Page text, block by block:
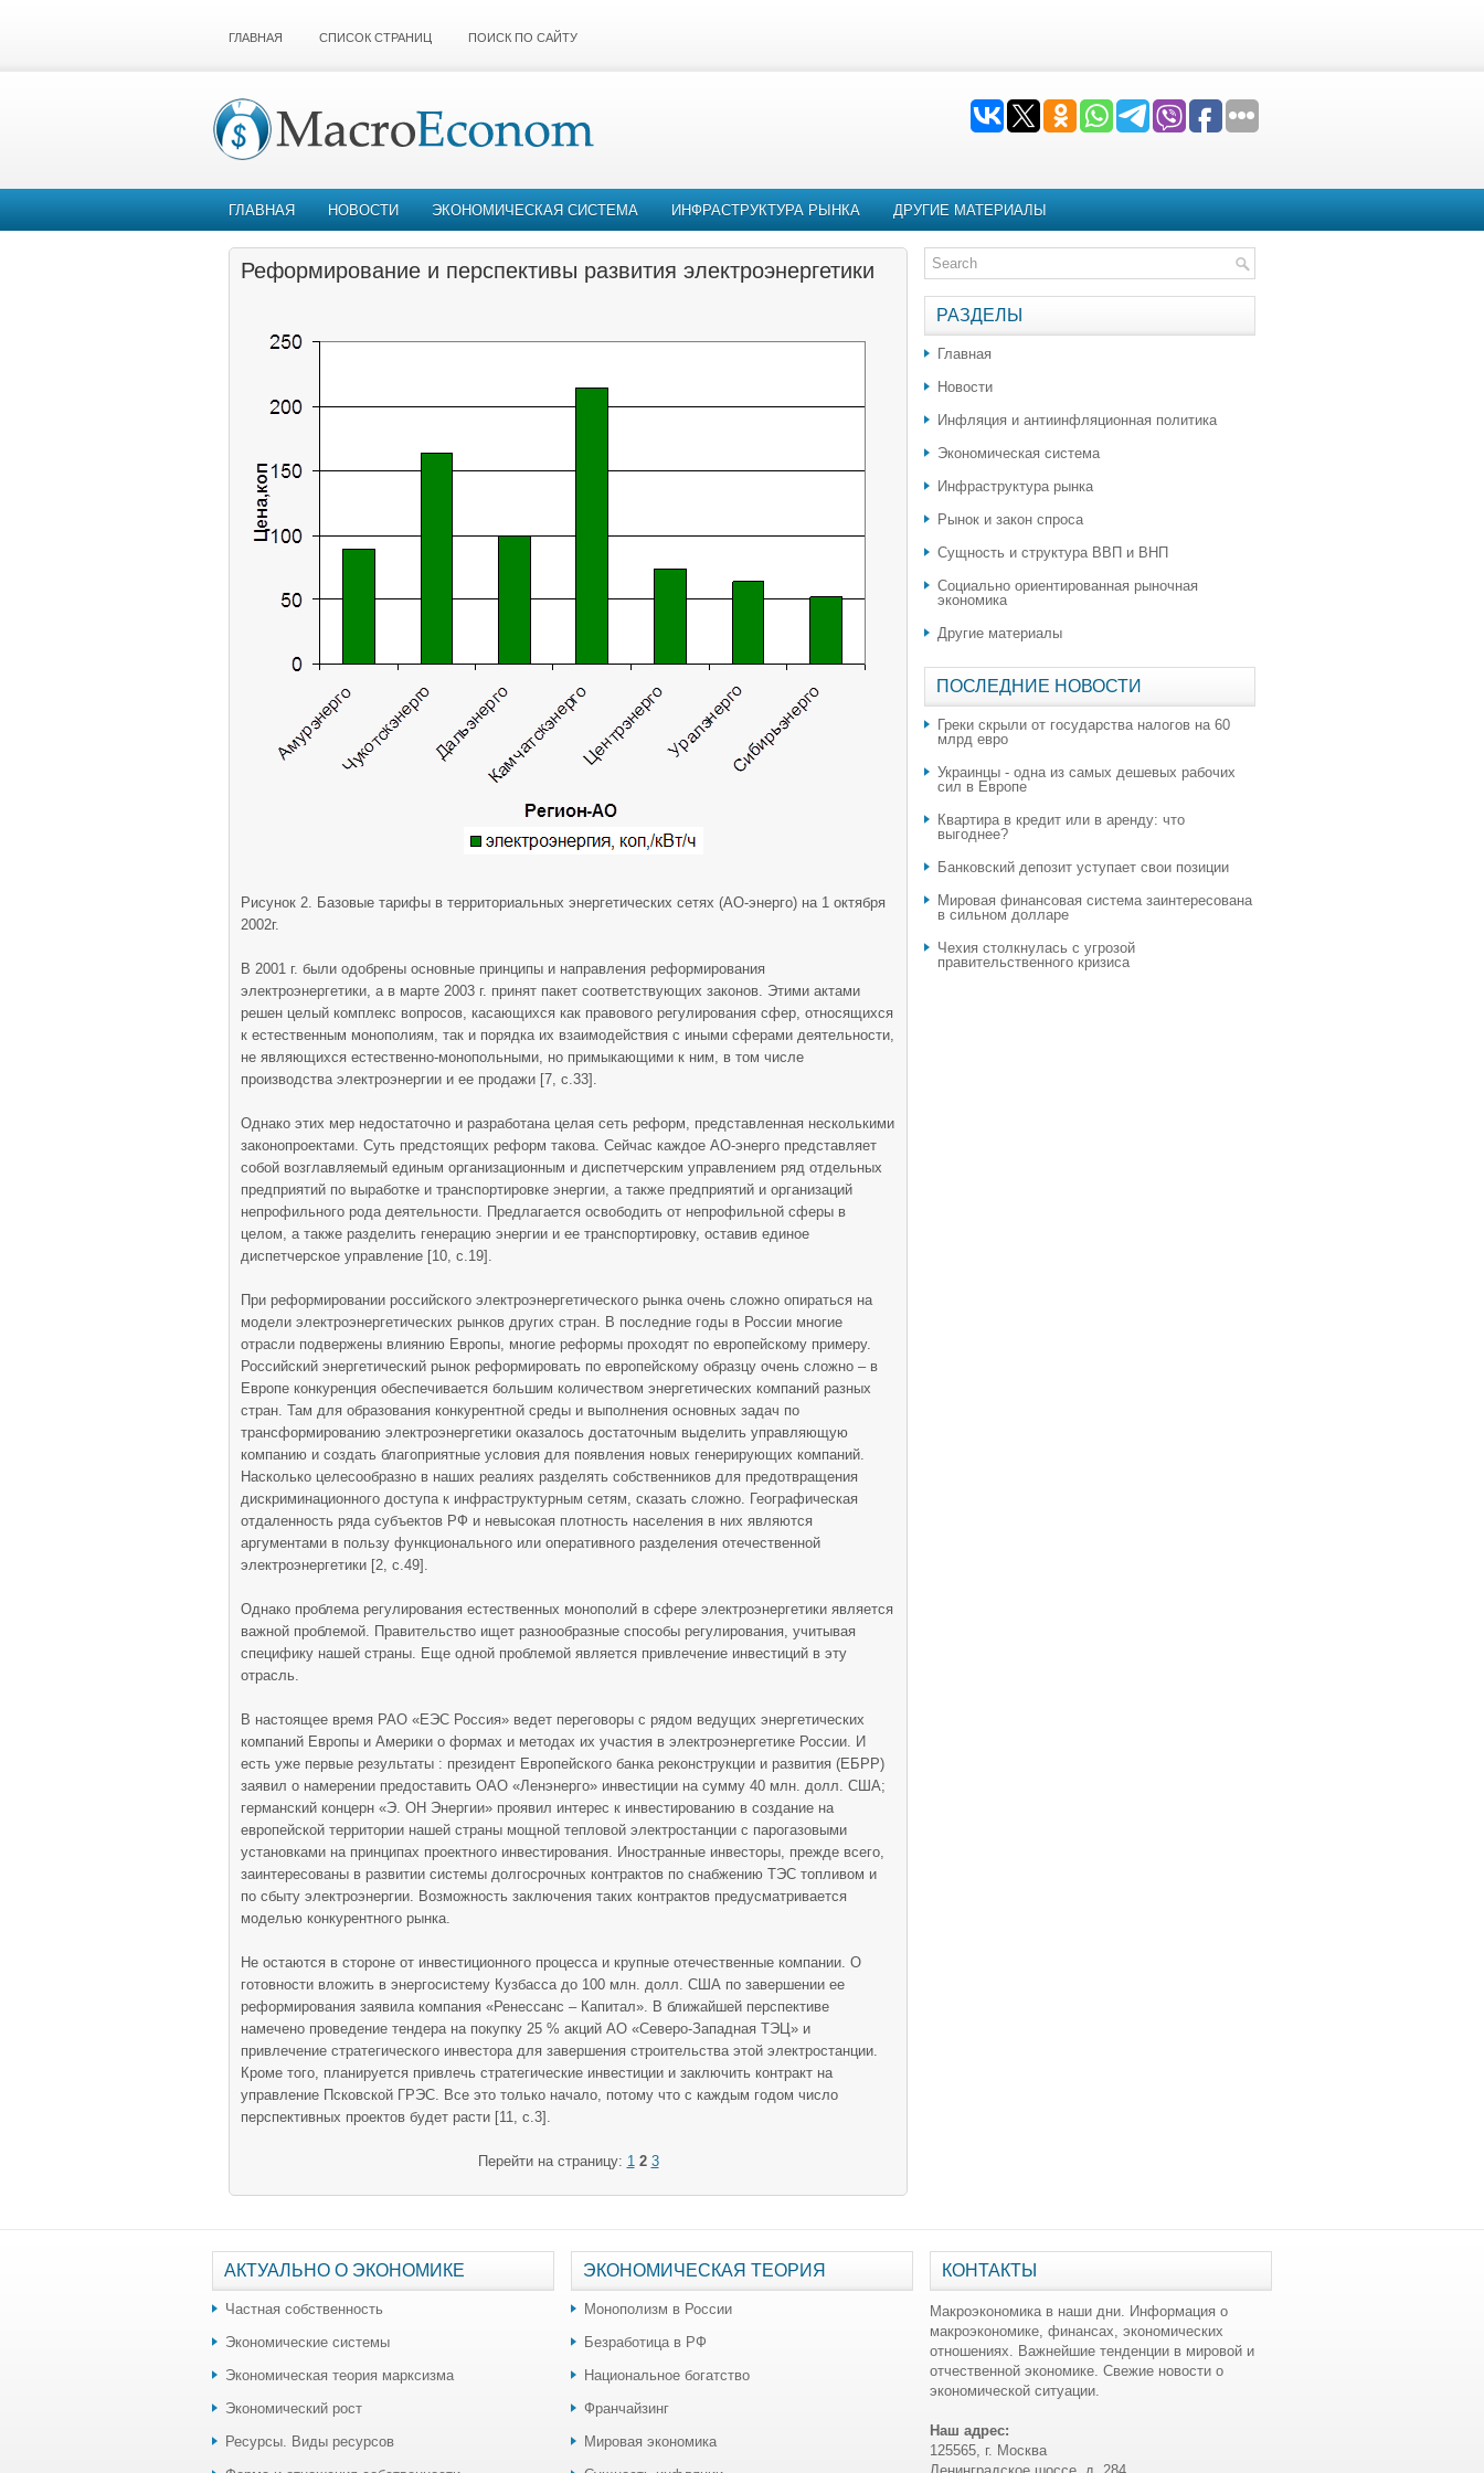
ГЛАВНАЯ СПИСОК СТРАНИЦ ПОИСК ПО САЙТУ
ГЛАВНАЯ НОВОСТИ ЭКОНОМИЧЕСКАЯ СИСТЕМА ИНФРАСТРУКТУРА РЫНКА ДРУГИЕ МАТЕРИАЛЫ
Реформирование и перспективы развития электроэнергетики
Рисунок 2. Базовые тарифы в территориальных энергетических сетях (АО-энерго) на 1 октября
2002г.
В 2001 г. были одобрены основные принципы и направления реформирования
электроэнергетики, а в марте 2003 г. принят пакет соответствующих законов. Этими актами
решен целый комплекс вопросов, касающихся как правового регулирования сфер, относящихся
к естественным монополиям, так и порядка их взаимодействия с иными сферами деятельности,
не являющихся естественно-монопольными, но примыкающими к ним, в том числе
производства электроэнергии и ее продажи [7, с.33].
Однако этих мер недостаточно и разработана целая сеть реформ, представленная несколькими
законопроектами. Суть предстоящих реформ такова. Сейчас каждое АО-энерго представляет
собой возглавляемый единым организационным и диспетчерским управлением ряд отдельных
предприятий по выработке и транспортировке энергии, а также предприятий и организаций
непрофильного рода деятельности. Предлагается освободить от непрофильной сферы в
целом, а также разделить генерацию энергии и ее транспортировку, оставив единое
диспетчерское управление [10, с.19].
При реформировании российского электроэнергетического рынка очень сложно опираться на
модели электроэнергетических рынков других стран. В последние годы в России многие
отрасли подвержены влиянию Европы, многие реформы проходят по европейскому примеру.
Российский энергетический рынок реформировать по европейскому образцу очень сложно – в
Европе конкуренция обеспечивается большим количеством энергетических компаний разных
стран. Там для образования конкурентной среды и выполнения основных задач по
трансформированию электроэнергетики оказалось достаточным выделить управляющую
компанию и создать благоприятные условия для появления новых генерирующих компаний.
Насколько целесообразно в наших реалиях разделять собственников для предотвращения
дискриминационного доступа к инфраструктурным сетям, сказать сложно. Географическая
отдаленность ряда субъектов РФ и невысокая плотность населения в них являются
аргументами в пользу функционального или оперативного разделения отечественной
электроэнергетики [2, с.49].
Однако проблема регулирования естественных монополий в сфере электроэнергетики является
важной проблемой. Правительство ищет разнообразные способы регулирования, учитывая
специфику нашей страны. Еще одной проблемой является привлечение инвестиций в эту
отрасль.
В настоящее время РАО «ЕЭС Россия» ведет переговоры с рядом ведущих энергетических
компаний Европы и Америки о формах и методах их участия в электроэнергетике России. И
есть уже первые результаты : президент Европейского банка реконструкции и развития (ЕБРР)
заявил о намерении предоставить ОАО «Ленэнерго» инвестиции на сумму 40 млн. долл. США;
германский концерн «Э. ОН Энергии» проявил интерес к инвестированию в создание на
европейской территории нашей страны мощной тепловой электростанции с парогазовыми
установками на принципах проектного инвестирования. Иностранные инвесторы, прежде всего,
заинтересованы в развитии системы долгосрочных контрактов по снабжению ТЭС топливом и
по сбыту электроэнергии. Возможность заключения таких контрактов предусматривается
моделью конкурентного рынка.
Не остаются в стороне от инвестиционного процесса и крупные отечественные компании. О
готовности вложить в энергосистему Кузбасса до 100 млн. долл. США по завершении ее
реформирования заявила компания «Ренессанс – Капитал». В ближайшей перспективе
намечено проведение тендера на покупку 25 % акций АО «Северо-Западная ТЭЦ» и
привлечение стратегического инвестора для завершения строительства этой электростанции.
Кроме того, планируется привлечь стратегические инвестиции и заключить контракт на
управление Псковской ГРЭС. Все это только начало, потому что с каждым годом число
перспективных проектов будет расти [11, с.3].
Перейти на страницу: 1 2 3
РАЗДЕЛЫ
Главная
Новости
Инфляция и антиинфляционная политика
Экономическая система
Инфраструктура рынка
Рынок и закон спроса
Сущность и структура ВВП и ВНП
Социально ориентированная рыночная
экономика
Другие материалы
ПОСЛЕДНИЕ НОВОСТИ
Греки скрыли от государства налогов на 60
млрд евро
Украинцы - одна из самых дешевых рабочих
сил в Европе
Квартира в кредит или в аренду: что
выгоднее?
​Банковский депозит уступает свои позиции
Мировая финансовая система заинтересована
в сильном долларе
Чехия столкнулась с угрозой
правительственного кризиса
АКТУАЛЬНО О ЭКОНОМИКЕ
Частная собственность
Экономические системы
Экономическая теория марксизма
Экономический рост
Ресурсы. Виды ресурсов
ЭКОНОМИЧЕСКАЯ ТЕОРИЯ
Монополизм в России
Безработица в РФ
Национальное богатство
Франчайзинг
Мировая экономика
КОНТАКТЫ
Макроэкономика в наши дни. Информация о
макроэкономике, финансах, экономических
отношениях. Важнейшие тенденции в мировой и
отчественной экономике. Свежие новости о
экономической ситуации.
Наш адрес:
125565, г. Москва